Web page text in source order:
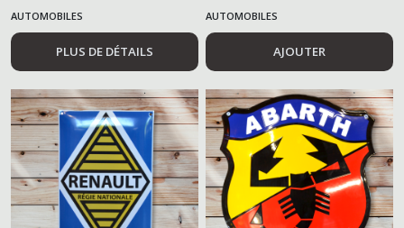
AUTOMOBILES
PLUS DE DÉTAILS
AUTOMOBILES
AJOUTER